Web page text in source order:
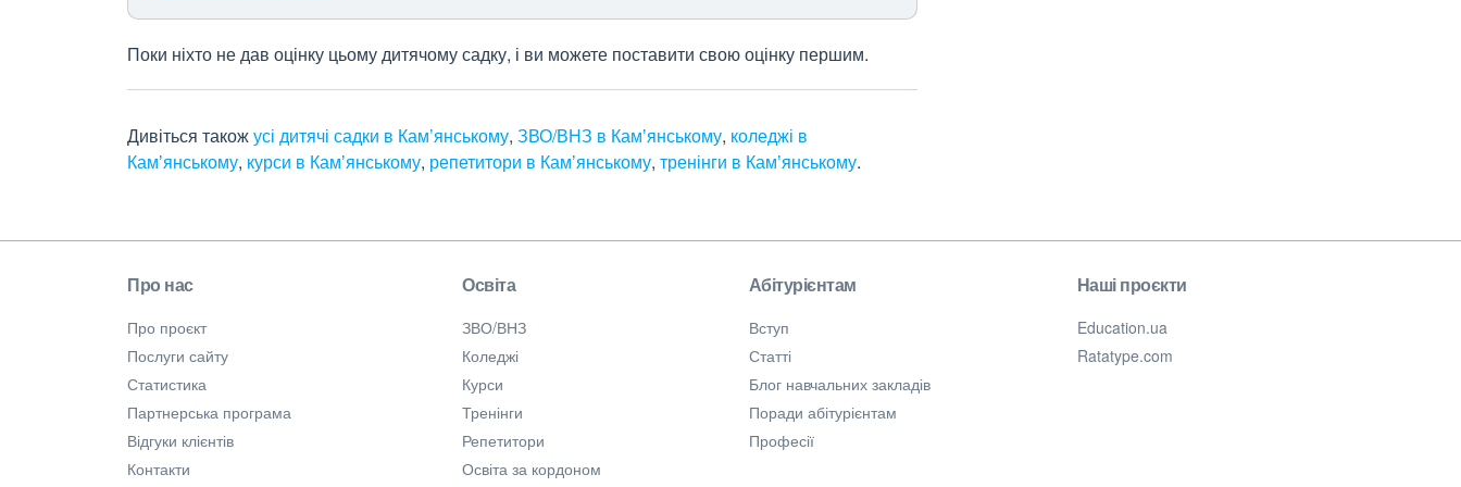
Поки ніхто не дав оцінку цьому дитячому садку, і ви можете поставити свою оцінку першим.
Дивіться такожусі дитячі садки в Кам’янському, ЗВО/ВНЗ в Камʼянському, коледжі в
Камʼянському, курси в Камʼянському, репетитори в Камʼянському, тренінги в Камʼянському.
Про нас
Про проєкт
Послуги сайту
Статистика
Партнерська програма
Відгуки клієнтів
Контакти
Освіта
ЗВО/ВНЗ
Коледжі
Курси
Тренінги
Репетитори
Освіта за кордоном
Абітурієнтам
Вступ
Статті
Блог навчальних закладів
Поради абітурієнтам
Професії
Наші проєкти
Education.ua
Ratatype.com